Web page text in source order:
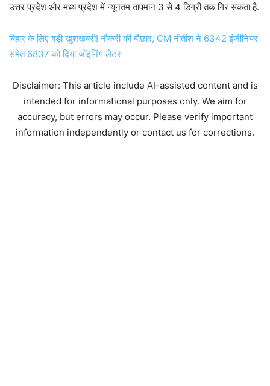
उत्तर प्रदेश और मध्य प्रदेश में न्यूनतम तापमान 3 से 4 डिग्री तक गिर सकता है.
बिहार के लिए बड़ी खुशखबरी! नौकरी की बौछार, CM नीतीश ने 6342 इंजीनियर
समेत 6837 को दिया जॉइनिंग लेटर
Disclaimer: This article include AI-assisted content and is
intended for informational purposes only. We aim for
accuracy, but errors may occur. Please verify important
information independently or contact us for corrections.